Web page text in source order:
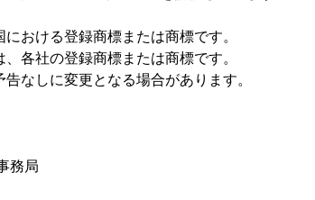
おける登録商標または商標です。
各社の登録商標または商標です。
なしに変更となる場合があります。
務局